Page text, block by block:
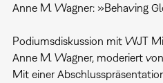
Anne M. Wagner: »Behaving
Podiumsdiskussion mit WJT
Anne M. Wagner, moderiert
Mit einer